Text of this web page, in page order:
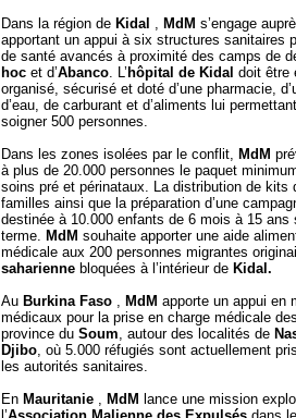
Dans la région de Kidal , MdM s’engage
apportant un appui à six structures sanitaires
de santé avancés à proximité des camps de
hoc et d’Abanco. L’ hôpital de Kidal doit être
organisé, sécurisé et doté d’une pharmacie,
d’eau, de carburant et d’aliments lui
soigner 500 personnes.
Dans les zones isolées par le conflit, MdM
à plus de 20.000 personnes le paquet
soins pré et périnataux. La distribution de kits
familles ainsi que la préparation d’une
destinée à 10.000 enfants de 6 mois à 15
terme. MdM souhaite apporter une aide
médicale aux 200 personnes migrantes
saharienne bloquées à l’intérieur de Kidal.
Au Burkina Faso , MdM apporte un appui en
médicaux pour la prise en charge médicale
province du Soum, autour des localités de
Djibo, où 5.000 réfugiés sont actuellement
les autorités sanitaires.
En Mauritanie , MdM lance une mission